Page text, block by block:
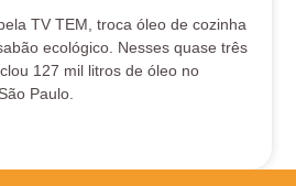
TV TEM, troca óleo de cozinha
ecológico. Nesses quase três
127 mil litros de óleo no
Paulo.